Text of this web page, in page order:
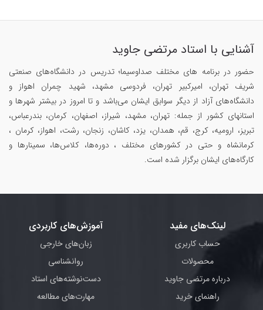
آشنایی با استاد مرتضی جاوید
حضور در برنامه های مختلف صداوسیما؛ تدریس در دانشگاه‌های صنعتی
شریف تهران، امیرکبیر تهران، فردوسی مشهد، شهید چمران اهواز و
دانشگاه‌های آزاد از دیگر سوابق ایشان می‌باشد و تا امروز در بیشتر شهرها و
استانهای کشور از جمله: تهران، مشهد، شیراز، اصفهان، کرمان، بندرعباس،
تبریز، ارومیه، کرج، قم، همدان، یزد، کاشان، زنجان، رشت، اهواز، کرمان ،
کرمانشاه و حتی در کشورهای مختلف ، دوره‌ها، کلاس‌ها، سمینار‌ها و
کارگاه‌های ایشان برگزار شده است.
لینک‌های مفید
حساب کاربری
محصولات
درباره مرتضی جاوید
راهنمای خرید
آموزش‌های کاربردی
زبان‌های خارجی
روانشناسی
دست‌نوشته‌های استاد
مهارت‌های مطالعه